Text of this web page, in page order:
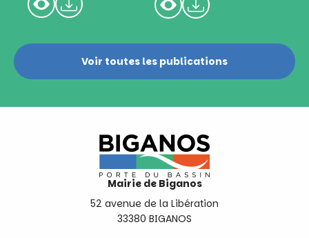
Voir toutes les publications
Mairie de Biganos
52 avenue de la Libération
33380 BIGANOS